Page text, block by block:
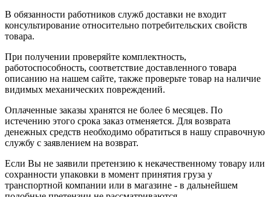
В обязанности работников служб доставки не входит
консультирование относительно потребительских свойств
товара.
При получении проверяйте комплектность,
работоспособность, соответствие доставленного товара
описанию на нашем сайте, также проверьте товар на наличие
видимых механических повреждений.
Оплаченные заказы хранятся не более 6 месяцев. По
истечению этого срока заказ отменяется. Для возврата
денежных средств необходимо обратиться в нашу справочную
службу с заявлением на возврат.
Если Вы не заявили претензию к некачественному товару или
сохранности упаковки в момент принятия груза у
транспортной компании или в магазине - в дальнейшем